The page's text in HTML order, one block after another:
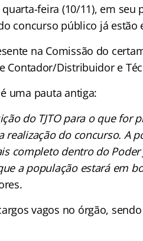
feira (10/11), em seu
concurso público já estão
na Comissão do
Contador/Distribuidor e
uma pauta antiga:
do TJTO para o que for
realização do concurso. A
completo dentro do Poder
a população estará em
vagos no órgão,